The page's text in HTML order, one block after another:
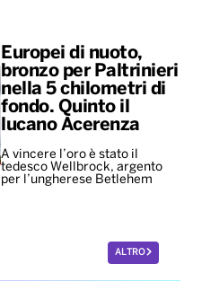
Europei di nuoto,
bronzo per Paltrinieri
nella 5 chilometri di
fondo. Quinto il
lucano Acerenza
A vincere l’oro è stato il
tedesco Wellbrock, argento
per l’ungherese Betlehem
ALTRO